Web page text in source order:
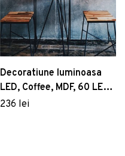
Decoratiune luminoasa
LED, Coffee, MDF, 60 LED-
uri, Galben
236 lei